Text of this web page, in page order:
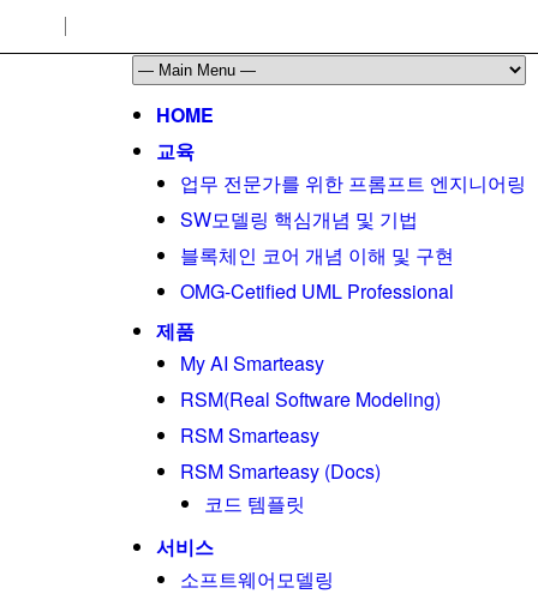
HOME
교육
업무 전문가를 위한 프롬프트 엔지니어링
SW모델링 핵심개념 및 기법
블록체인 코어 개념 이해 및 구현
OMG-Cetified UML Professional
제품
My AI Smarteasy
RSM(Real Software Modeling)
RSM Smarteasy
RSM Smarteasy (Docs)
코드 템플릿
서비스
소프트웨어모델링